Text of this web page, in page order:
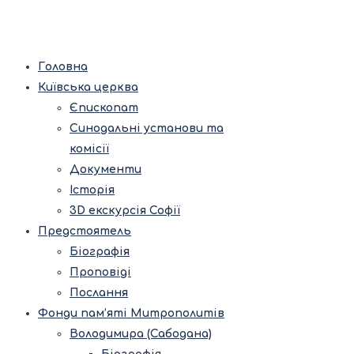
Головна
Київська церква
Єпископат
Синодальні установи та
комісії
Документи
Історія
3D екскурсія Софії
Предстоятель
Біографія
Проповіді
Послання
Фонди пам’яті Митрополитів
Володимира (Сабодана)